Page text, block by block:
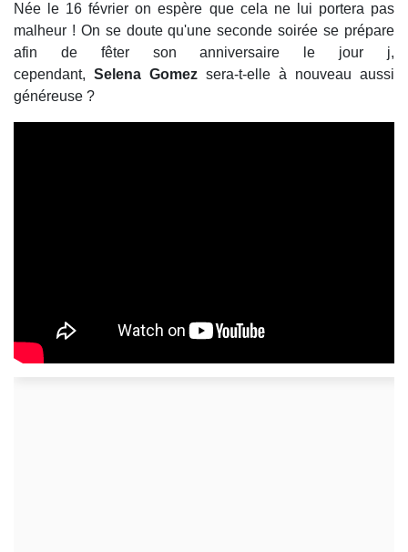
Née le 16 février on espère que cela ne lui portera pas
malheur ! On se doute qu'une seconde soirée se prépare
afin de fêter son anniversaire le jour j,
cependant, Selena Gomez sera-t-elle à nouveau aussi
généreuse ?